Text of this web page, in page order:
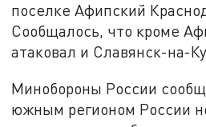
поселке Афипский
Сообщалось, что кроме
атаковал и Славянск-на-
Минобороны России
южным регионом России